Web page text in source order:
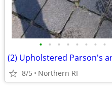
• • • • • • • •
8/5 Northern RI